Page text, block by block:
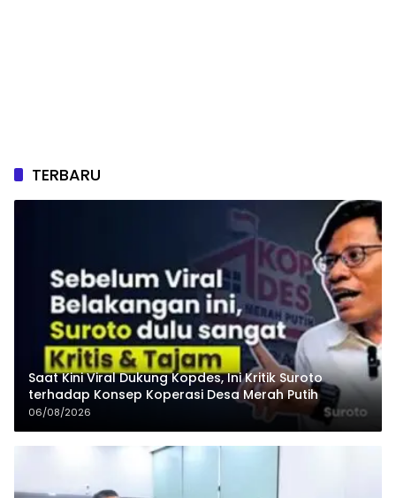
TERBARU
Saat Kini Viral Dukung Kopdes, Ini Kritik Suroto
terhadap Konsep Koperasi Desa Merah Putih
06/08/2026